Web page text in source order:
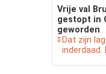
Vrije val
gestopt in
geworden
Dat zijn
inderdaad.